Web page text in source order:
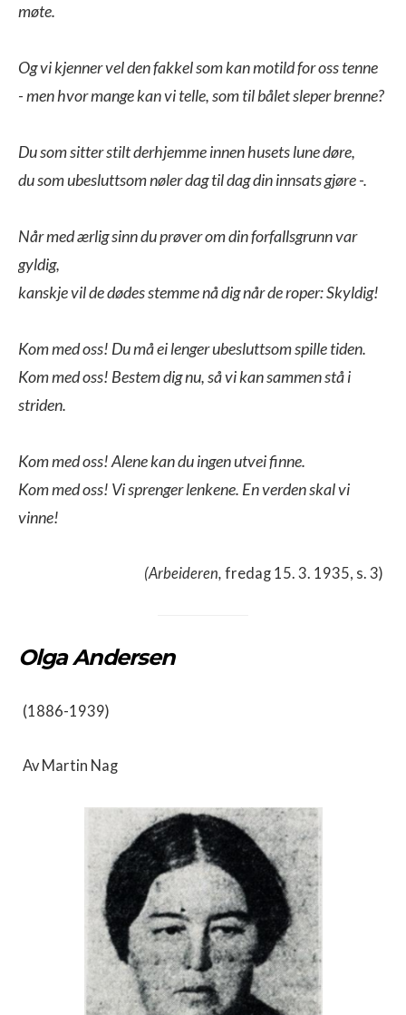
møte.
Og vi kjenner vel den fakkel som kan motild for oss tenne
- men hvor mange kan vi telle, som til bålet sleper brenne?
Du som sitter stilt derhjemme innen husets lune døre,
du som ubesluttsom nøler dag til dag din innsats gjøre -.
Når med ærlig sinn du prøver om din forfallsgrunn var
gyldig,
kanskje vil de dødes stemme nå dig når de roper: Skyldig!
Kom med oss! Du må ei lenger ubesluttsom spille tiden.
Kom med oss! Bestem dig nu, så vi kan sammen stå i
striden.
Kom med oss! Alene kan du ingen utvei finne.
Kom med oss! Vi sprenger lenkene. En verden skal vi
(Arbeideren, fredag 15. 3. 1935, s. 3)
Olga Andersen
(1886-1939)
Av Martin Nag